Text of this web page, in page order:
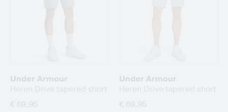
Under Armour
€ 69,95
Under Armour
€ 69,95